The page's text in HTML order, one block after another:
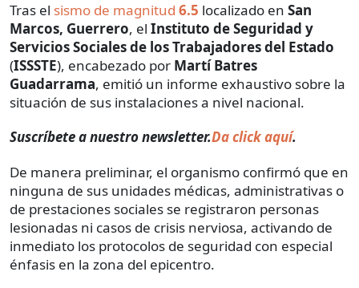
Tras el sismo de magnitud 6.5 localizado en San
Marcos, Guerrero, el Instituto de Seguridad y
Servicios Sociales de los Trabajadores del Estado
(ISSSTE), encabezado por Martí Batres
Guadarrama, emitió un informe exhaustivo sobre la
situación de sus instalaciones a nivel nacional.
Suscríbete a nuestro newsletter.Da click aquí.
De manera preliminar, el organismo confirmó que en
ninguna de sus unidades médicas, administrativas o
de prestaciones sociales se registraron personas
lesionadas ni casos de crisis nerviosa, activando de
inmediato los protocolos de seguridad con especial
énfasis en la zona del epicentro.